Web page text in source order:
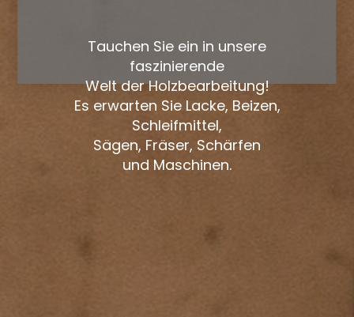
Tauchen Sie ein in unsere
faszinierende
Welt der Holzbearbeitung!
Es erwarten Sie Lacke, Beizen,
Schleifmittel,
Sägen, Fräser, Schärfen
und Maschinen.